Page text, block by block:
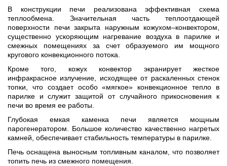
В конструкции печи реализована эффективная схема
теплообмена. Значительная часть теплоотдающей
поверхности печи закрыта наружным кожухом–конвектором,
существенно ускоряющим нагревание воздуха в парилке и
смежных помещениях за счет образуемого им мощного
кругового конвекционного потока.
Кроме того, кожух конвектор экранирует жесткое
инфракрасное излучение, исходящее от раскаленных стенок
топки, что создает особо «мягкое» конвекционное тепло в
парилке и служит защитой от случайного прикосновения к
печи во время ее работы.
Глубокая емкая каменка печи является мощным
парогенератором. Большое количество качественно нагретых
камней, обеспечивает стабильность температуры в парилке.
Печь оснащена выносным топливным каналом, что позволяет
топить печь из смежного помещения.